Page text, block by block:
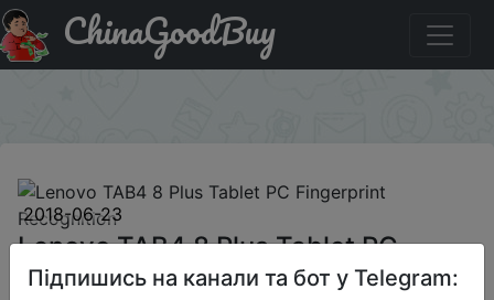
Акція на Lenovo TAB4 8 Plus Tablet PC Fingerprint
RecognitionChinaGoodBuy
2018-06-23
Lenovo TAB4 8 Plus Tablet PC
Fingerprint Recognition
Підпишись на канали та бот у Telegram: